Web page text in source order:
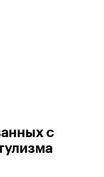
с